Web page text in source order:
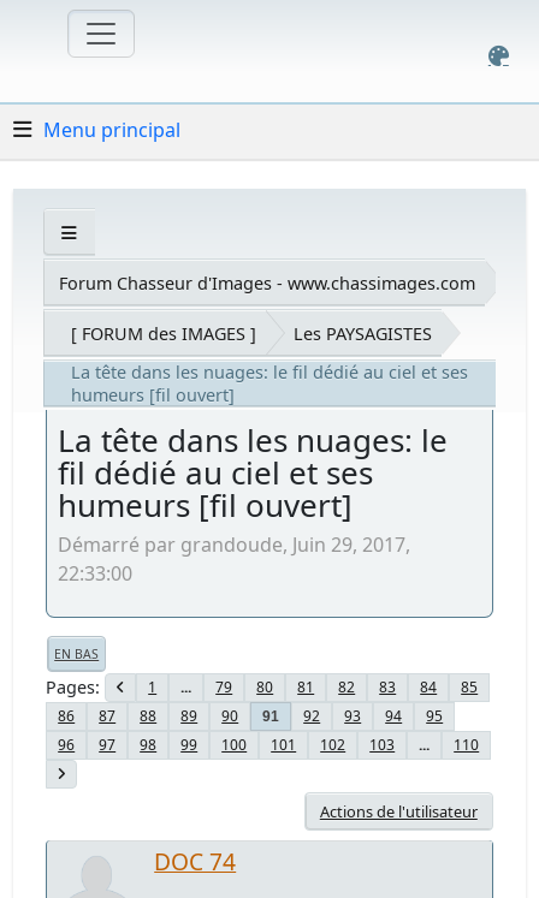
Menu principal
Forum Chasseur d'Images - www.chassimages.com
[ FORUM des IMAGES ]
Les PAYSAGISTES
La tête dans les nuages: le fil dédié au ciel et ses
humeurs [fil ouvert]
La tête dans les nuages: le
fil dédié au ciel et ses
humeurs [fil ouvert]
Démarré par grandoude, Juin 29, 2017,
22:33:00
EN BAS
Pages 1 ... 79 80 81 82 83 84
85
86
87 88 89 90 91 92 93 94
95
96
97 98 99 100 101 102 103 ... 110
Actions de l'utilisateur
DOC 74